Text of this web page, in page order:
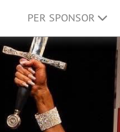
PER SPONSOR